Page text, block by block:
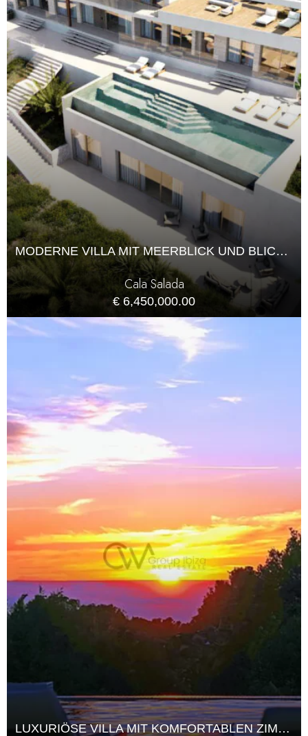
MODERNE VILLA MIT MEERBLICK UND BLICK AUF DEN SONNENUNTERGANG
Cala Salada
€ 6,450,000.00
LUXURIÖSE VILLA MIT KOMFORTABLEN ZIMMERN IN CALA SALADA MIT FANTASTISCHER AUSSICHT AUF DAS MEER UND DIE UMGEBUNG